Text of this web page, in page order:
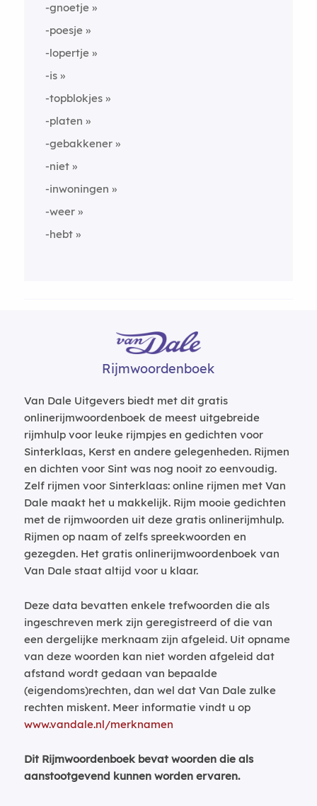
-gnoetje
-poesje
-lopertje
-is
-topblokjes
-platen
-gebakkener
-niet
-inwoningen
-weer
-hebt
Rijmwoordenboek
Van Dale Uitgevers biedt met dit gratis
onlinerijmwoordenboek de meest uitgebreide
rijmhulp voor leuke rijmpjes en gedichten voor
Sinterklaas, Kerst en andere gelegenheden. Rijmen
en dichten voor Sint was nog nooit zo eenvoudig.
Zelf rijmen voor Sinterklaas: online rijmen met Van
Dale maakt het u makkelijk. Rijm mooie gedichten
met de rijmwoorden uit deze gratis onlinerijmhulp.
Rijmen op naam of zelfs spreekwoorden en
gezegden. Het gratis onlinerijmwoordenboek van
Van Dale staat altijd voor u klaar.
Deze data bevatten enkele trefwoorden die als
ingeschreven merk zijn geregistreerd of die van
een dergelijke merknaam zijn afgeleid. Uit opname
van deze woorden kan niet worden afgeleid dat
afstand wordt gedaan van bepaalde
(eigendoms)rechten, dan wel dat Van Dale zulke
rechten miskent. Meer informatie vindt u op
www.vandale.nl/merknamen
Dit Rijmwoordenboek bevat woorden die als
aanstootgevend kunnen worden ervaren.